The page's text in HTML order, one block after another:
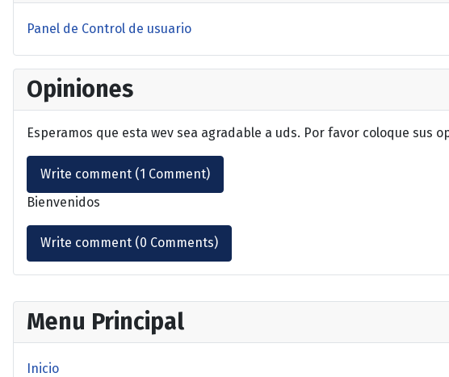
Menu Principal
Inicio
Panel de Control de usuario
Opiniones
Esperamos que esta wev sea agradable a uds. Por favor coloque sus
Write comment (1 Comment)
Bienvenidos
Write comment (0 Comments)